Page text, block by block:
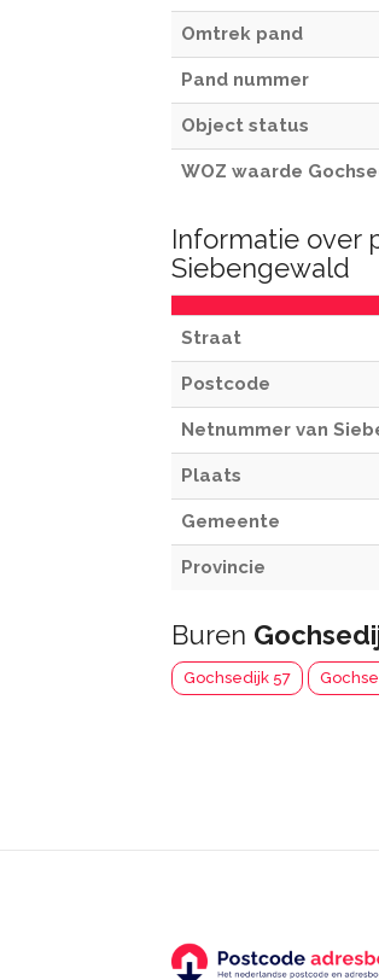
Omtrek pand
Pand nummer
Object status
WOZ waarde
Informatie over
Siebengewald
Straat
Postcode
Netnummer van
Plaats
Gemeente
Provincie
Buren
Gochsedijk 57